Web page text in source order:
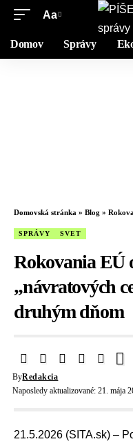
Aa
Domov Správy
Domovská stránka » Blog »
SPRÁVY SVET
Rokovania EÚ
„návratových
druhým dňom
Naposledy aktualizované: 21. mája
ByRedakcia
21.5.2026 (SITA.sk) –